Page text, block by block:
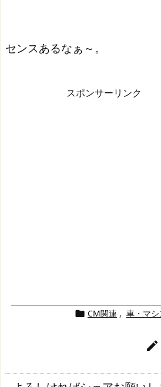
センスあるなぁ～。
スポンサーリンク
 CM関連 , 車・マシ
